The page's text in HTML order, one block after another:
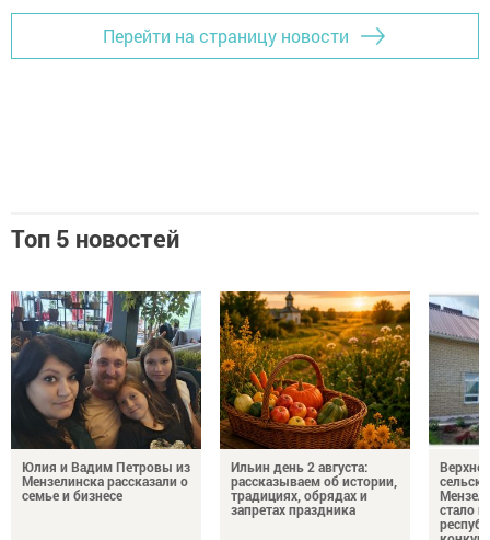
Перейти на страницу новости
Топ 5 новостей
Юлия и Вадим Петровы из
Мензелинска рассказали о
семье и бизнесе
Ильин день 2 августа:
рассказываем об истории,
традициях, обрядах и
запретах праздника
стало